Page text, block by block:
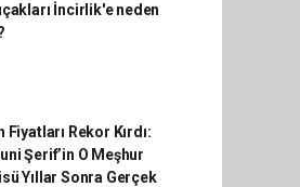
İncirlik'e neden
Fiyatları Rekor Kırdı:
Şerif’in O Meşhur
Yıllar Sonra Gerçek